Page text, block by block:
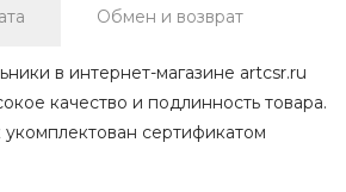
Обмен и возврат
в интернет-магазине artcsr.ru
качество и подлинность товара.
сертификатом